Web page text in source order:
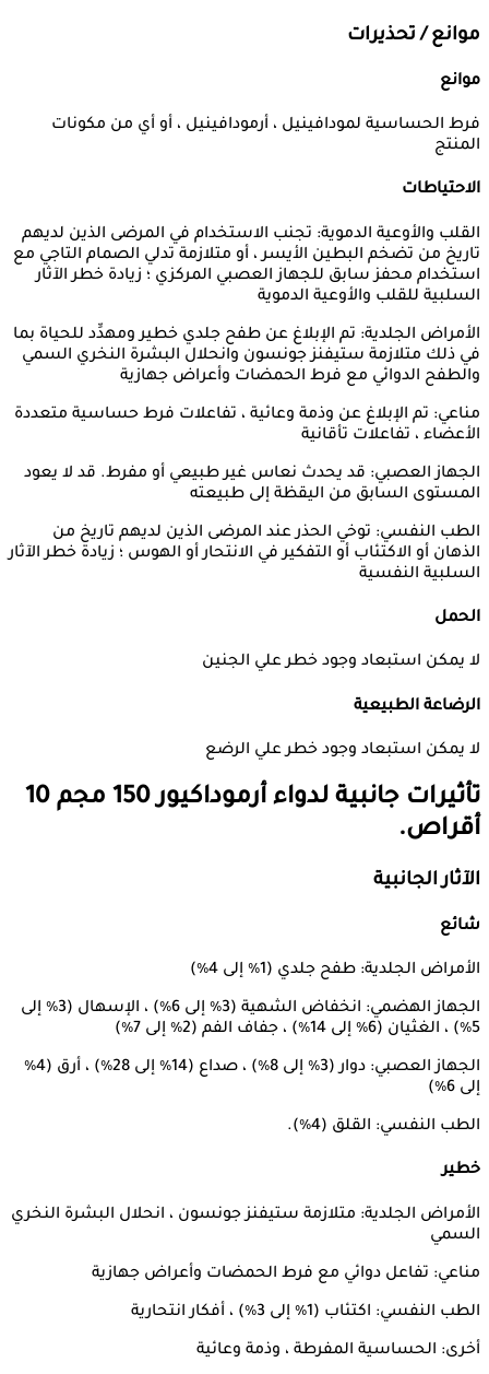
موانع / تحذيرات
موانع
فرط الحساسية لمودافينيل ، أرمودافينيل ، أو أي من مكونات
المنتج
الاحتياطات
القلب والأوعية الدموية: تجنب الاستخدام في المرضى الذين لديهم
تاريخ من تضخم البطين الأيسر ، أو متلازمة تدلي الصمام التاجي مع
استخدام محفز سابق للجهاز العصبي المركزي ؛ زيادة خطر الآثار
السلبية للقلب والأوعية الدموية
الأمراض الجلدية: تم الإبلاغ عن طفح جلدي خطير ومهدِّد للحياة بما
في ذلك متلازمة ستيفنز جونسون وانحلال البشرة النخري السمي
والطفح الدوائي مع فرط الحمضات وأعراض جهازية
مناعي: تم الإبلاغ عن وذمة وعائية ، تفاعلات فرط حساسية متعددة
الأعضاء ، تفاعلات تأقانية
الجهاز العصبي: قد يحدث نعاس غير طبيعي أو مفرط. قد لا يعود
المستوى السابق من اليقظة إلى طبيعته
الطب النفسي: توخي الحذر عند المرضى الذين لديهم تاريخ من
الذهان أو الاكتئاب أو التفكير في الانتحار أو الهوس ؛ زيادة خطر الآثار
السلبية النفسية
الحمل
لا يمكن استبعاد وجود خطر علي الجنين
الرضاعة الطبيعية
لا يمكن استبعاد وجود خطر علي الرضع
تأثيرات جانبية لدواء
أرموداكيور 150 مجم 10
أقراص.
الآثار الجانبية
شائع
الأمراض الجلدية: طفح جلدي (1٪ إلى 4٪)
الجهاز الهضمي: انخفاض الشهية (3٪ إلى 6٪) ، الإسهال (3٪ إلى
5٪) ، الغثيان (6٪ إلى 14٪) ، جفاف الفم (2٪ إلى 7٪)
الجهاز العصبي: دوار (3٪ إلى 8٪) ، صداع (14٪ إلى 28٪) ، أرق (4٪
إلى 6٪)
الطب النفسي: القلق (4٪).
خطير
الأمراض الجلدية: متلازمة ستيفنز جونسون ، انحلال البشرة النخري
السمي
مناعي: تفاعل دوائي مع فرط الحمضات وأعراض جهازية
الطب النفسي: اكتئاب (1٪ إلى 3٪) ، أفكار انتحارية
أخرى: الحساسية المفرطة ، وذمة وعائية